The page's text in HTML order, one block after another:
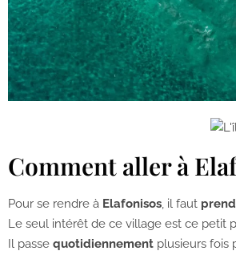
Comment aller à
Pour se rendre à Elafonisos, il faut
Le seul intérêt de ce village est ce petit
Il passe quotidiennement plusieurs fois